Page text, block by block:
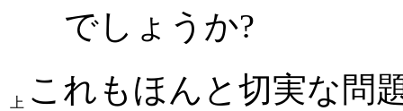
でしょうか?
上 これもほんと切実な問